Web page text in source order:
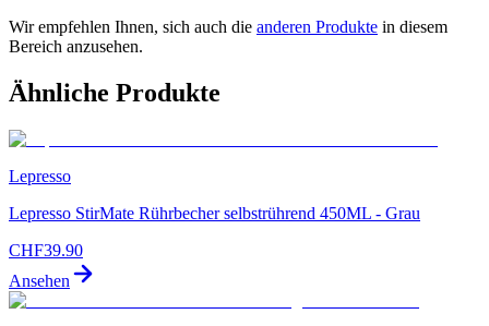
Wir empfehlen Ihnen, sich auch die anderen Produkte in diesem
Bereich anzusehen.
Ähnliche Produkte
Lepresso
Lepresso StirMate Rührbecher selbstrührend 450ML - Grau
CHF39.90
Ansehen